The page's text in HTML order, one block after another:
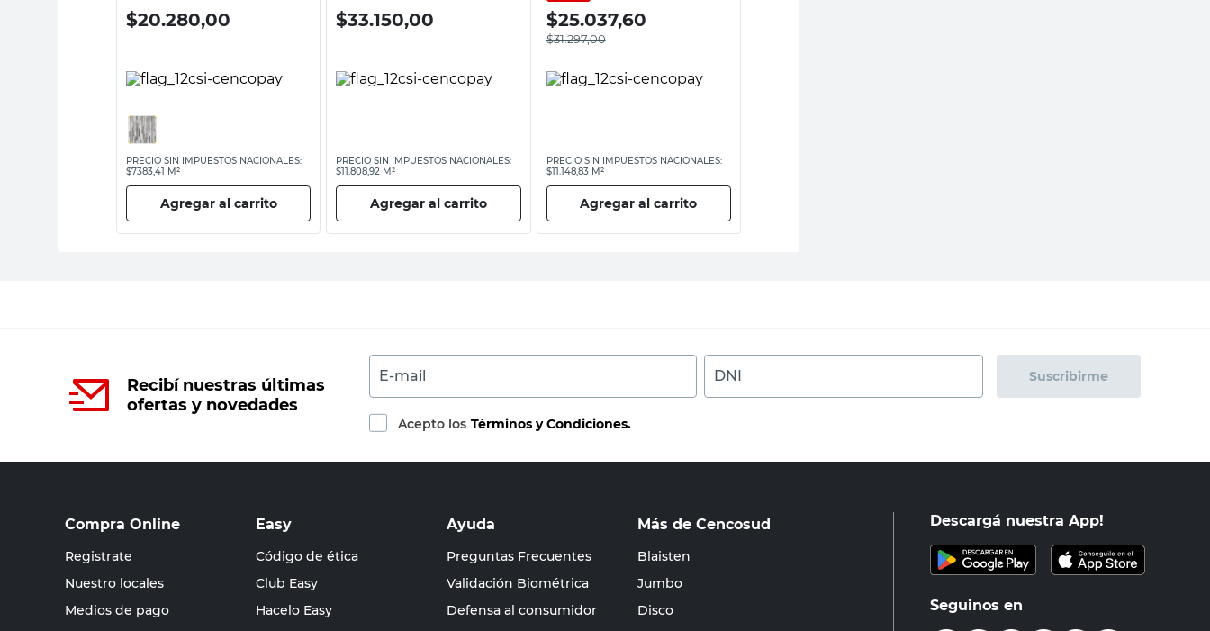
$20.280,00
PRECIO SIN IMPUESTOS NACIONALES:
$7383,41 M²
Agregar al carrito
$33.150,00
PRECIO SIN IMPUESTOS NACIONALES:
$11.808,92 M²
Agregar al carrito
$25.037,60
$31.297,00
PRECIO SIN IMPUESTOS NACIONALES:
$11.148,83 M²
Agregar al carrito
Recibí nuestras últimas
ofertas y novedades
E-mail DNI Suscribirme
Acepto los Términos y Condiciones.
Compra Online
Registrate
Nuestro locales
Medios de pago
Easy
Código de ética
Club Easy
Hacelo Easy
Ayuda
Preguntas Frecuentes
Validación Biométrica
Defensa al consumidor
Más de Cencosud
Blaisten
Jumbo
Disco
Descargá nuestra App!
Seguinos en